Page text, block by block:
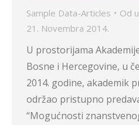
Sample Data-Articles Od
21. Novembra 2014.
U prostorijama
Bosne i Hercegovine, u
2014. godine, akademik
održao pristupno
“Mogućnosti